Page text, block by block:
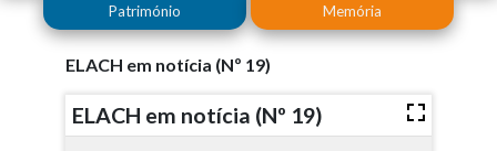
Património Memória
ELACH em notícia (Nº 19)
ELACH em notícia (Nº 19)